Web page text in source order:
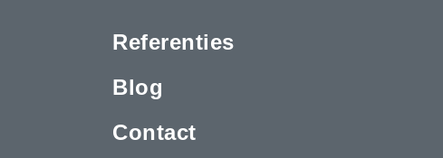
Referenties
Blog
Contact